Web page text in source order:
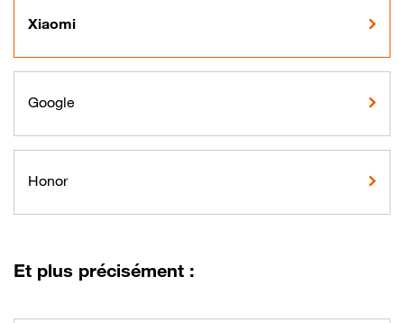
Xiaomi
Google
Honor
Et plus précisément :